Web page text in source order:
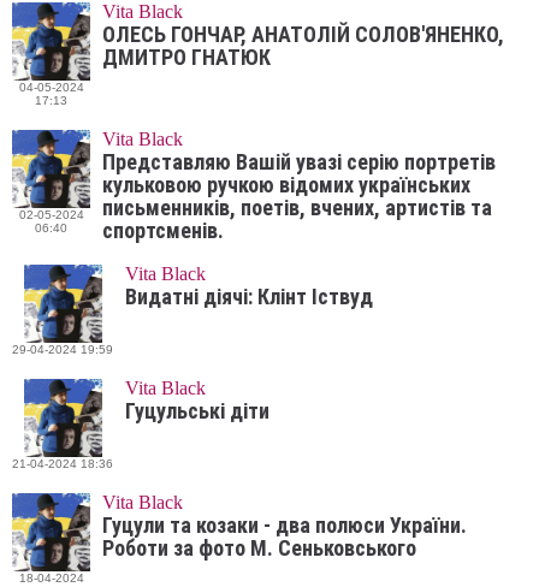
04-05-2024
17:13
Vita Black
ОЛЕСЬ ГОНЧАР, АНАТОЛІЙ СОЛОВ'ЯНЕНКО,
ДМИТРО ГНАТЮК
02-05-2024
06:40
Vita Black
Представляю Вашій увазі серію портретів
кульковою ручкою відомих українських
письменників, поетів, вчених, артистів та
спортсменів.
29-04-2024 19:59
Vita Black
Видатні діячі: Клінт Іствуд
21-04-2024 18:36
Vita Black
Гуцульські діти
18-04-2024
Vita Black
Гуцули та козаки - два полюси України.
Роботи за фото М. Сеньковського